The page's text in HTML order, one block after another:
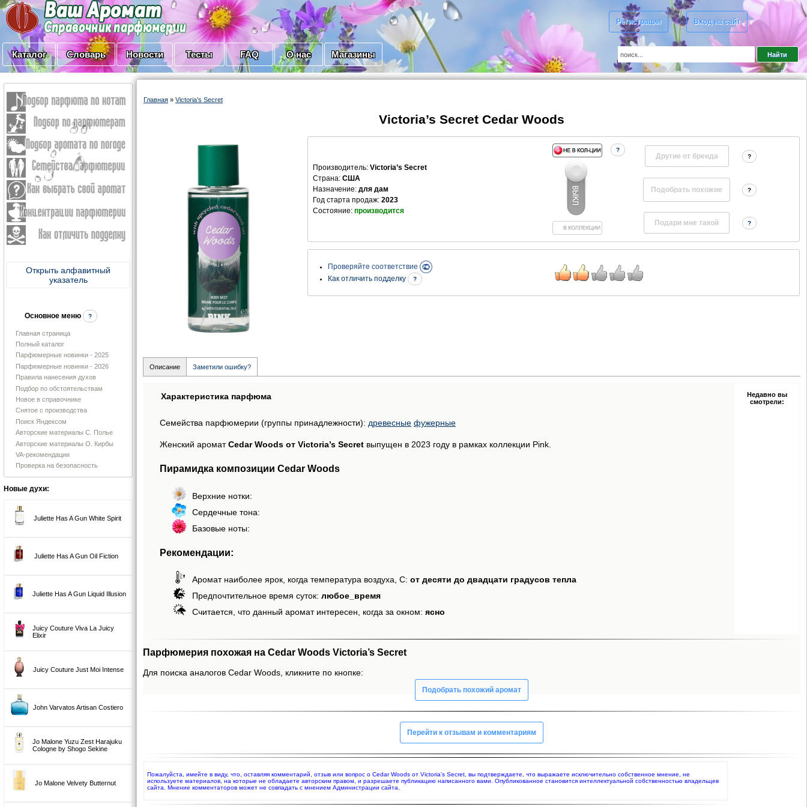
Регистрация Вход на сайт
Каталог Словарь Новости Тесты FAQ О нас Магазины
Открыть алфавитный
указатель
Основное меню ?
Главная страница
Полный каталог
Парфюмерные новинки - 2025
Парфюмерные новинки - 2026
Правила нанесения духов
Подбор по обстоятельствам
Новое в справочнике
Снятое с производства
Поиск Яндексом
Авторские материалы С. Полье
Авторские материалы О. Кирбы
VA-рекомендации
Проверка на безопасность
Новые духи:
Juliette Has A Gun White Spirit
Juliette Has A Gun Oil Fiction
Juliette Has A Gun Liquid Illusion
Juicy Couture Viva La Juicy
Elixir
Juicy Couture Just Moi Intense
John Varvatos Artisan Costiero
Jo Malone Yuzu Zest Harajuku
Cologne by Shogo Sekine
Jo Malone Velvety Butternut
Главная » Victoria’s Secret
Victoria’s Secret Cedar Woods
Производитель: Victoria’s Secret
Страна: США
Назначение: для дам
Год старта продаж: 2023
Состояние: производится
?
Другие от бренда ?
?
?
Проверяйте соответствие
Как отличить подделку
?
Описание Заметили ошибку?
Характеристика парфюма
Семейства парфюмерии (группы принадлежности): древесные фужерные
Женский ароматCedar Woods от Victoria’s Secret выпущен в 2023 году в рамках коллекции Pink.
Пирамидка композиции Cedar Woods
Верхние нотки:
Сердечные тона:
Базовые ноты:
Рекомендации:
Аромат наиболее ярок, когда температура воздуха, С: от десяти до двадцати градусов тепла
Предпочтительное время суток: любое_время
Считается, что данный аромат интересен, когда за окном: ясно
Недавно вы
смотрели:
Парфюмерия похожая на Cedar Woods Victoria’s Secret
Для поиска аналогов Cedar Woods, кликните по кнопке:
Подобрать похожий аромат
Перейти к отзывам и комментариям
Пожалуйста, имейте в виду, что, оставляя комментарий, отзыв или вопрос о Cedar Woods от Victoria’s Secret, вы подтверждаете, что выражаете исключительно собственное мнение, не
используете материалов, на которые не обладаете авторским правом, и разрешаете публикацию написанного вами. Опубликованное становится интеллектуальной собственностью владельцев
сайта. Мнение комментаторов может не совпадать с мнением Администрации сайта.